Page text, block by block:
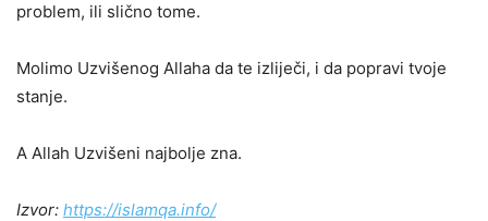
problem, ili slično tome.
Molimo Uzvišenog Allaha da te izliječi, i da popravi tvoje
stanje.
A Allah Uzvišeni najbolje zna.
Izvor: https://islamqa.info/